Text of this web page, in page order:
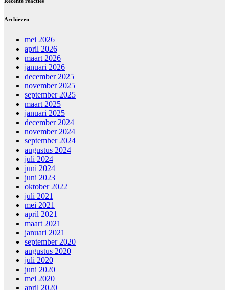
Archieven
mei 2026
april 2026
maart 2026
januari 2026
december 2025
november 2025
september 2025
maart 2025
januari 2025
december 2024
november 2024
september 2024
augustus 2024
juli 2024
juni 2024
juni 2023
oktober 2022
juli 2021
mei 2021
april 2021
maart 2021
januari 2021
september 2020
augustus 2020
juli 2020
juni 2020
mei 2020
april 2020